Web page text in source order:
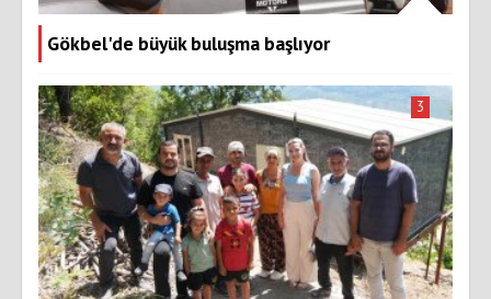
Gökbel'de büyük buluşma başlıyor
3